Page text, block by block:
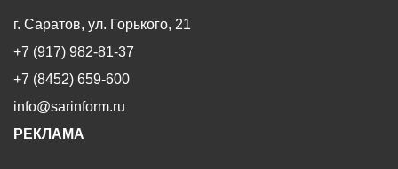
г. Саратов, ул. Горького, 21
+7 (917) 982-81-37
+7 (8452) 659-600
info@sarinform.ru
РЕКЛАМА